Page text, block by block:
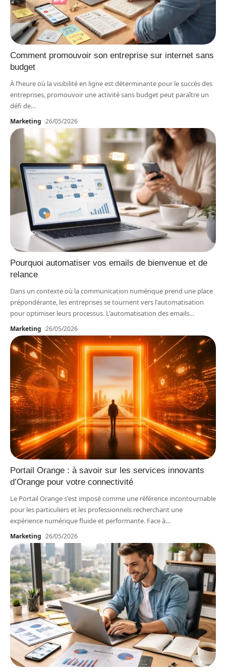
Comment promouvoir son entreprise sur internet sans
budget
À l’heure où la visibilité en ligne est déterminante pour le succès des
entreprises, promouvoir une activité sans budget peut paraître un
défi de…
Marketing 26/05/2026
Pourquoi automatiser vos emails de bienvenue et de
relance
Dans un contexte où la communication numérique prend une place
prépondérante, les entreprises se tournent vers l'automatisation
pour optimiser leurs processus. L'automatisation des emails…
Marketing 26/05/2026
Portail Orange : à savoir sur les services innovants
d’Orange pour votre connectivité
Le Portail Orange s'est imposé comme une référence incontournable
pour les particuliers et les professionnels recherchant une
expérience numérique fluide et performante. Face à…
Marketing 26/05/2026